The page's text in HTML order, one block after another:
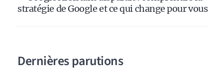
stratégie de Google et ce qui change pour vous
Dernières parutions